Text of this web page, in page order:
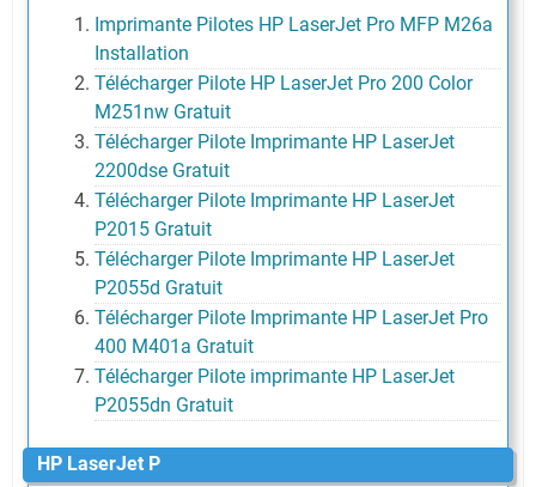
Imprimante Pilotes HP LaserJet Pro MFP M26a
Installation
Télécharger Pilote HP LaserJet Pro 200 Color
M251nw Gratuit
Télécharger Pilote Imprimante HP LaserJet
2200dse Gratuit
Télécharger Pilote Imprimante HP LaserJet
P2015 Gratuit
Télécharger Pilote Imprimante HP LaserJet
P2055d Gratuit
Télécharger Pilote Imprimante HP LaserJet Pro
400 M401a Gratuit
Télécharger Pilote imprimante HP LaserJet
P2055dn Gratuit
HP LaserJet P